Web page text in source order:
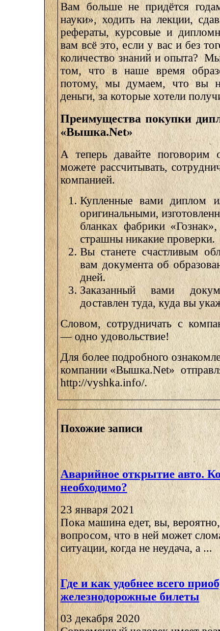
Вам больше не придётся
науки», ходить на лекции,
рефераты, курсовые и
вам всё это, если у вас и без
количество знаний и опыта?
том, что в наше время
потому, мы думаем, что вы
деньги, за которые хотели
Преимущества покупки
«Вышка.Net»
А теперь давайте
можете рассчитывать,
компанией.
Купленные вами диплом
оригинальными,
бланках фабрики
страшны никакие проверки.
Вы станете счастливым
вам документа об
дней.
Заказанный вами
доставлен туда, куда вы
Словом, сотрудничать с
— одно удовольствие!
Для более подробного
компании «Вышка.Net»
http://vyshka.info/.
Похожие записи
Аварийное открытие авто.
необходимо?
23 января 2021
Пока машина едет, вы, вероятно,
вопросом, что в ней может
ситуации, когда не неудача, а ...
Где и как удобнее всего
железнодорожные билеты
03 декабря 2020